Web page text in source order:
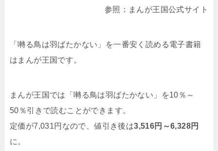
参照：まんが王国公式サイト
「囀る鳥は羽ばたかない」を一番安く読める電子書籍
はまんが王国です。
まんが王国では「囀る鳥は羽ばたかない」を10％～
50％引きで読むことができます。
定価が7,031円なので、値引き後は3,516円～6,328円
に。